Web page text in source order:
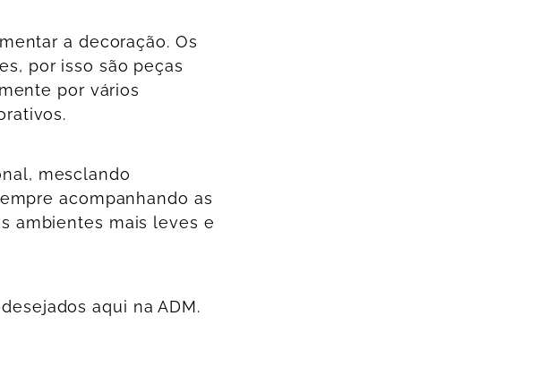
a decoração. Os
por isso são peças
por vários
mesclando
acompanhando as
ambientes mais leves e
aqui na ADM.